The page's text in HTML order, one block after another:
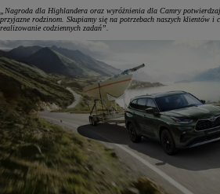
„Nagroda dla Highlandera oraz wyróżnienia dla Camry
przyjazne rodzinom. Skupiamy się na potrzebach naszych klientów i
realizowanie codziennych zadań”.